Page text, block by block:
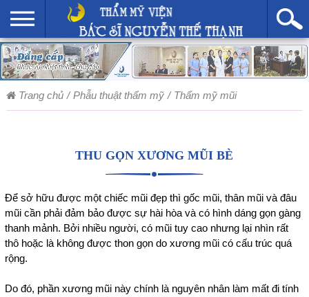
Trang chủ / Phẫu thuật thẩm mỹ / Thẩm mỹ mũi
THU GỌN XƯƠNG MŨI BÈ
Để sở hữu được một chiếc mũi đẹp thì gốc mũi, thân mũi và đâu
mũi cần phải đảm bảo được sự hài hòa và có hình dáng gọn gàng
thanh mảnh. Bởi nhiều người, có mũi tuy cao nhưng lại nhìn rất
thô hoặc là không được thon gọn do xương mũi có cấu trúc quá
rộng.
Do đó, phần xương mũi này chính là nguyên nhân làm mất đi tính